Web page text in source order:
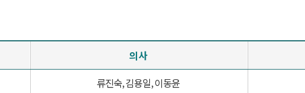
통합/전문및특화진료안내
테라노스틱스 정보
의사
류진숙, 김용일, 이동윤